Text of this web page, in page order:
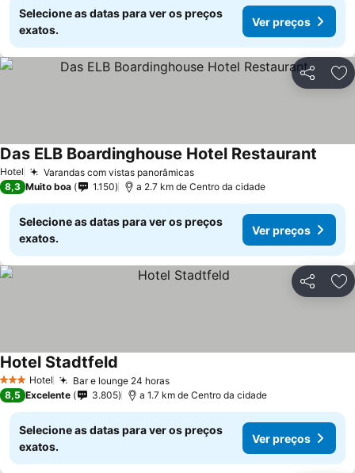
Selecione as datas para ver os preços
exatos.
Ver preços
Partilhar
Hotel Varandas com vistas panorâmicas
Das ELB Boardinghouse Hotel Restaurant
8,3 Muito boa 1.150 a 2.7 km de Centro da cidade
Selecione as datas para ver os preços
exatos.
Ver preços
Partilhar
3 EstrelasHotel Bar e lounge 24 horas
Hotel Stadtfeld
8,5 Excelente 3.805 a 1.7 km de Centro da cidade
Selecione as datas para ver os preços
exatos.
Ver preços